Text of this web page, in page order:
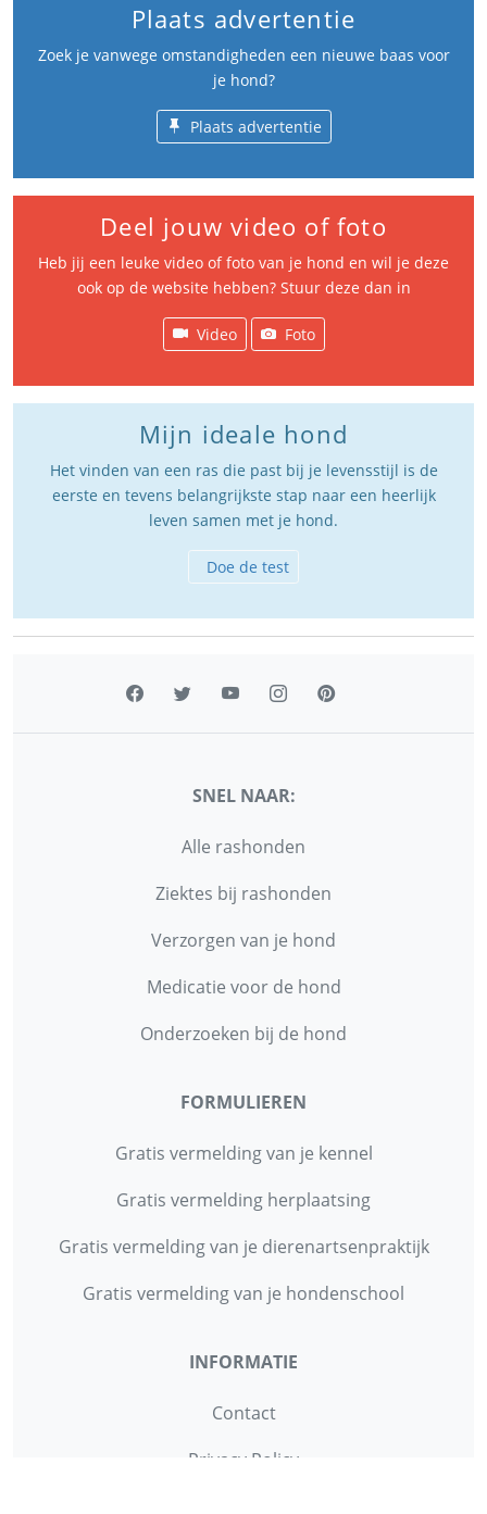
Plaats advertentie
Zoek je vanwege omstandigheden een nieuwe baas voor
je hond?
Plaats advertentie
Deel jouw video of foto
Heb jij een leuke video of foto van je hond en wil je deze
ook op de website hebben? Stuur deze dan in
Video Foto
Mijn ideale hond
Het vinden van een ras die past bij je levensstijl is de
eerste en tevens belangrijkste stap naar een heerlijk
leven samen met je hond.
Doe de test
SNEL NAAR:
Alle rashonden
Ziektes bij rashonden
Verzorgen van je hond
Medicatie voor de hond
Onderzoeken bij de hond
FORMULIEREN
Gratis vermelding van je kennel
Gratis vermelding herplaatsing
Gratis vermelding van je dierenartsenpraktijk
Gratis vermelding van je hondenschool
INFORMATIE
Contact
Privacy Policy